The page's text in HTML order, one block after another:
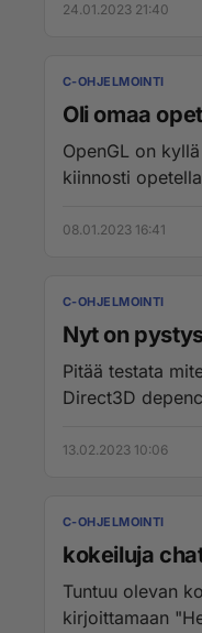
24.01.2023 21:40
C-OHJELMOINTI
Oli omaa
OpenGL on
kiinnosti
08.01.2023 16:41
C-OHJELMOINTI
Nyt on
Pitää testata
Direct3D
13.02.2023 10:06
C-OHJELMOINTI
kokeiluja
Tuntuu olevan
kirjoittamaan